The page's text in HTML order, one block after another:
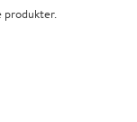
produkter.